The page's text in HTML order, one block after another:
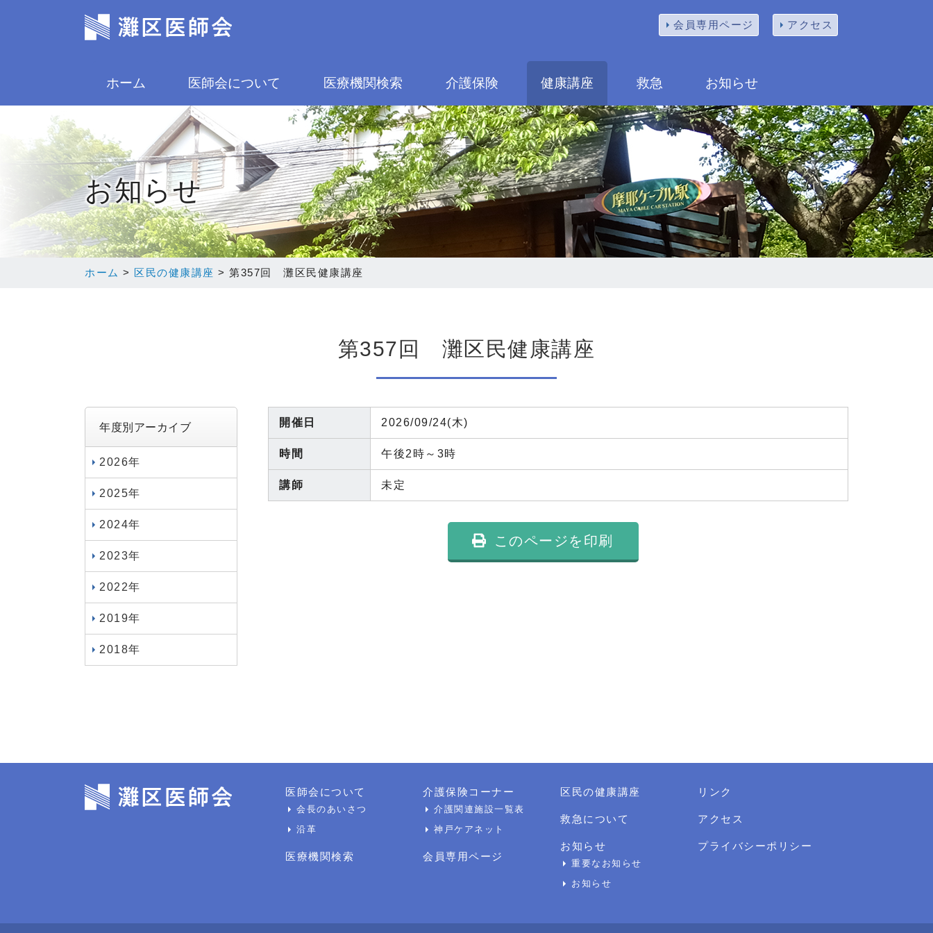
会員専用ページ アクセス
ホーム 医師会について 医療機関検索 介護保険 健康講座 救急 お知らせ
お知らせ
ホーム > 区民の健康講座 > 第357回 灘区民健康講座
第357回 灘区民健康講座
開催日 2026/09/24(木)
時間 午後2時～3時
講師 未定
年度別アーカイブ
2026年
2025年
2024年
2023年
2022年
2019年
2018年
このページを印刷
医師会について
会長のあいさつ
沿革
医療機関検索
介護保険コーナー
介護関連施設一覧表
神戸ケアネット
会員専用ページ
区民の健康講座
救急について
お知らせ
重要なお知らせ
お知らせ
リンク
アクセス
プライバシーポリシー